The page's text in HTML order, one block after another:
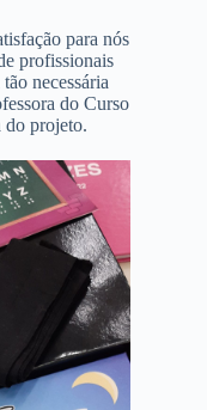
para nós
profissionais
necessária
do Curso
do projeto.